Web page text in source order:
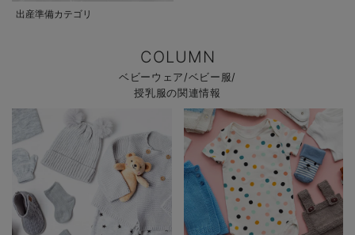
出産準備カテゴリ
COLUMN
ベビーウェア/ベビー服/
授乳服の関連情報